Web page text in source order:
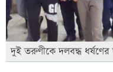
দুই তরুণীকে দলবদ্ধ